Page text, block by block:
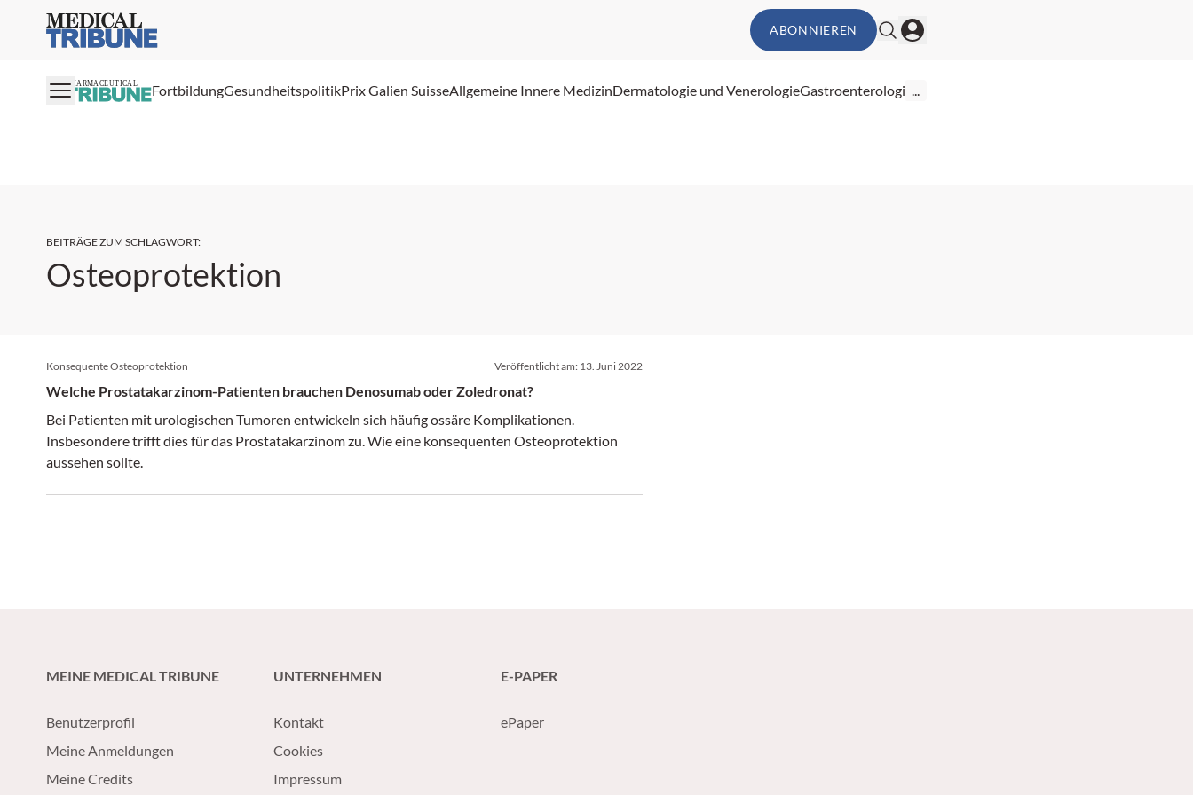
Medical Tribune ABONNIEREN
PHARMACEUTICAL FortbildungGesundheitspolitikPrix Galien SuisseAllgemeine Innere MedizinDermatologie und VenerologieGastroenterologie...
BEITRÄGE ZUM SCHLAGWORT:
Osteoprotektion
Konsequente Osteoprotektion Veröffentlicht am: 13. Juni 2022
Welche Prostatakarzinom-Patienten brauchen Denosumab oder Zoledronat?
Bei Patienten mit urologischen Tumoren entwickeln sich häufig ossäre Komplikationen.
Insbesondere trifft dies für das Prostatakarzinom zu. Wie eine konsequenten Osteoprotektion
aussehen sollte.
MEINE MEDICAL TRIBUNE
Benutzerprofil
Meine Anmeldungen
Meine Credits
UNTERNEHMEN
Kontakt
Cookies
Impressum
E-PAPER
ePaper